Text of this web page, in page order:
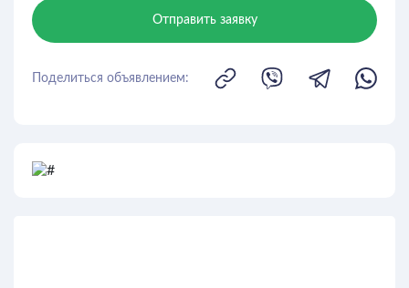
Отправить заявку
Поделиться объявлением: